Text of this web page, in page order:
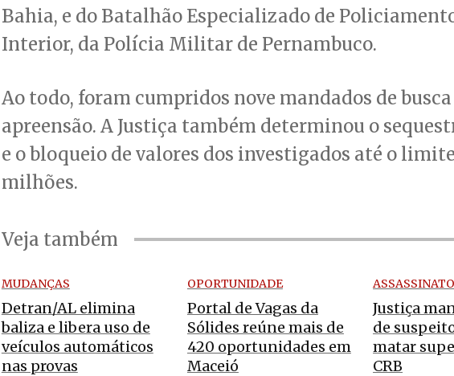
Bahia, e do Batalhão Especializado de
Interior, da Polícia Militar de Pernambuco.
Ao todo, foram cumpridos nove mandados de busca
apreensão. A Justiça também determinou o
e o bloqueio de valores dos investigados até o limite
milhões.
Veja também
MUDANÇAS
Detran/AL elimina
baliza e libera uso de
veículos automáticos
nas provas
OPORTUNIDADE
Portal de Vagas da
Sólides reúne mais de
420 oportunidades em
Maceió
Justiça
de
matar
CRB